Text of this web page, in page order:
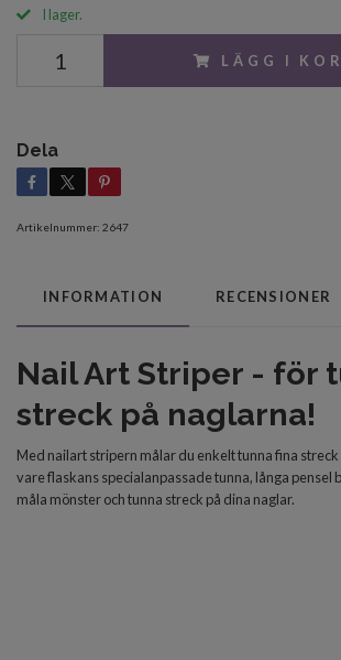
I lager.
LÄGG I
Dela
Artikelnummer: 2647
INFORMATION RECENSIONER
Nail Art Striper - för
streck på naglarna!
Med nailart stripern målar du enkelt tunna fina streck
vare flaskans specialanpassade tunna, långa pensel
måla mönster och tunna streck på dina naglar.